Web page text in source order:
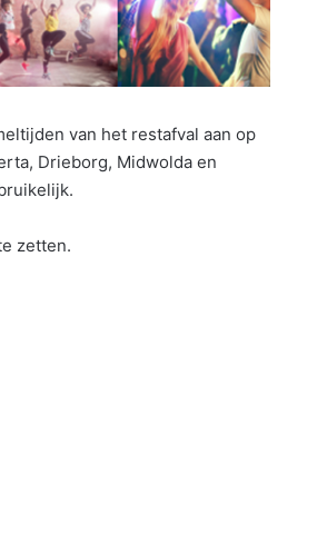
van het restafval aan op
Drieborg, Midwolda en
zetten.